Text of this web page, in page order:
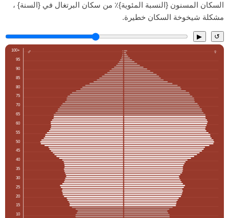
السكان المسنون {النسبة المئوية}٪ من سكان البرتغال في {السنة} ،
مشكلة شيخوخة السكان خطيرة.
↺
▶